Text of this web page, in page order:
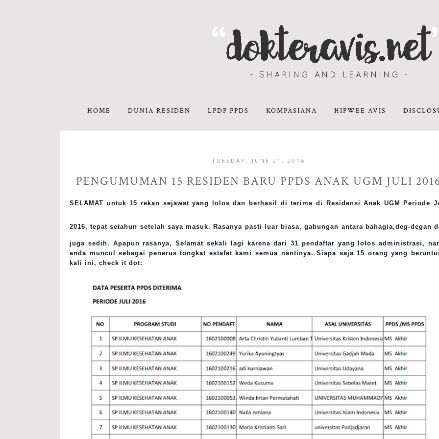
HOME DUNIA RESIDEN LPDP PPDS KOMPASIANA HIPWEE AVIS
TUESDAY, JUNE 21, 2016
PENGUMUMAN 15 RESIDEN BARU PPDS ANAK UGM JULI
SELAMAT untuk 15 rekan sejawat yang lolos dan berhasil di terima di Residensi Anak UGM Periode
2016, tepat setahun setelah saya masuk. Rasanya pasti luar biasa, gabungan antara bahagia,deg-degan
juga sedih. Apapun rasanya, Selamat sekali lagi karena dari 31 pendaftar yang lolos administrasi,
anda muncul sebagai penerus tongkat estafet kami semua nantinya. Siapa saja 15 orang yang
kali ini, check it dot: